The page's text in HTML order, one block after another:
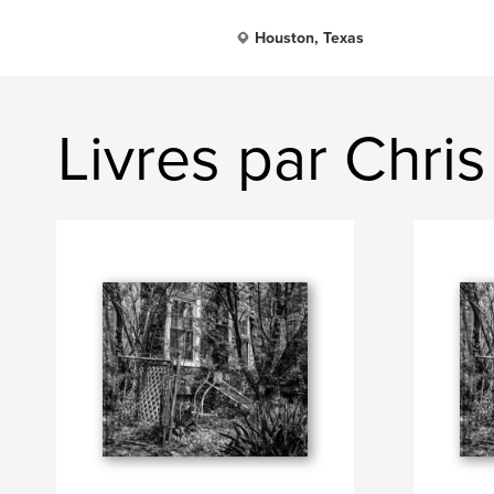
Houston, Texas
Livres par